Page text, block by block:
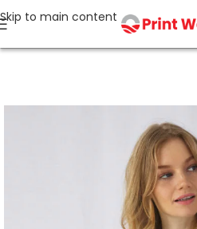
Skip to main content